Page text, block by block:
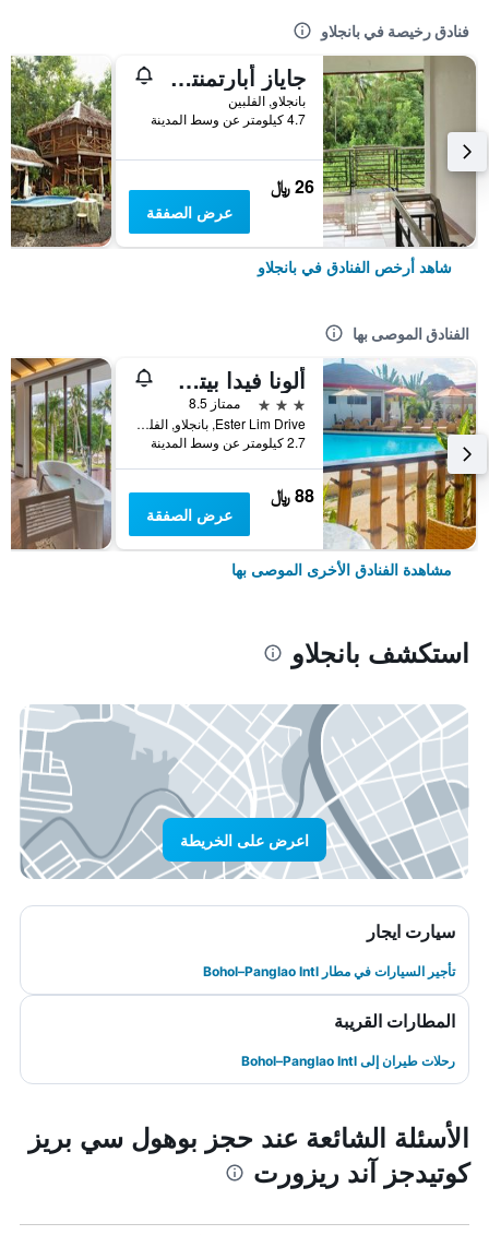
فنادق رخيصة في بانجلاو
جاياز أبارتمنتس - هوستل
بانجلاو, الفلبين
4.7 كيلومتر عن وسط المدينة
26 ﷼
عرض الصفقة
شاهد أرخص الفنادق في بانجلاو
الفنادق الموصى بها
ألونا فيدا بيتش هيل
3 نجوم
ممتاز 8.5
Ester Lim Drive, بانجلاو, الفلبين
2.7 كيلومتر عن وسط المدينة
88 ﷼
عرض الصفقة
مشاهدة الفنادق الأخرى الموصى بها
استكشف بانجلاو
اعرض على الخريطة
سيارت ايجار
تأجير السيارات في مطار Bohol–Panglao Intl
المطارات القريبة
رحلات طيران إلى Bohol–Panglao Intl
الأسئلة الشائعة عند حجز بوهول سي بريز
كوتيدجز آند ريزورت